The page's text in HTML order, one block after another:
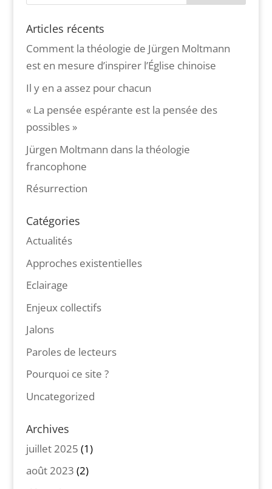
Articles récents
Comment la théologie de Jürgen Moltmann
est en mesure d’inspirer l’Église chinoise
Il y en a assez pour chacun
« La pensée espérante est la pensée des
possibles »
Jürgen Moltmann dans la théologie
francophone
Résurrection
Catégories
Actualités
Approches existentielles
Eclairage
Enjeux collectifs
Jalons
Paroles de lecteurs
Pourquoi ce site ?
Uncategorized
Archives
juillet 2025 (1)
août 2023 (2)